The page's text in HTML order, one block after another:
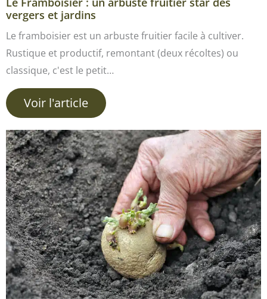
vergers et jardins
Le framboisier est un arbuste fruitier facile à cultiver.
Rustique et productif, remontant (deux récoltes) ou
classique, c'est le petit…
Voir l'article